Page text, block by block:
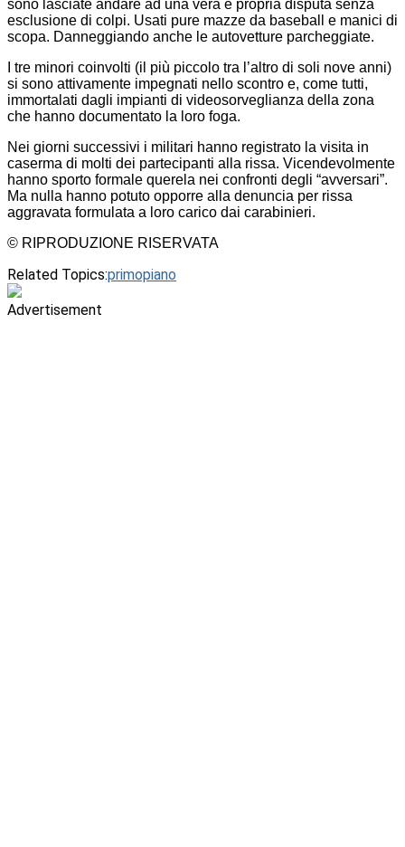
sono lasciate andare ad una vera e propria disputa senza
esclusione di colpi. Usati pure mazze da baseball e manici di
scopa. Danneggiando anche le autovetture parcheggiate.
I tre minori coinvolti (il più piccolo tra l’altro di soli nove anni)
si sono attivamente impegnati nello scontro e, come tutti,
immortalati dagli impianti di videosorveglianza della zona
che hanno documentato la loro foga.
Nei giorni successivi i militari hanno registrato la visita in
caserma di molti dei partecipanti alla rissa. Vicendevolmente
hanno sporto formale querela nei confronti degli “avversari”.
Ma nulla hanno potuto opporre alla denuncia per rissa
aggravata formulata a loro carico dai carabinieri.
© RIPRODUZIONE RISERVATA
Related Topics:primopiano
Advertisement